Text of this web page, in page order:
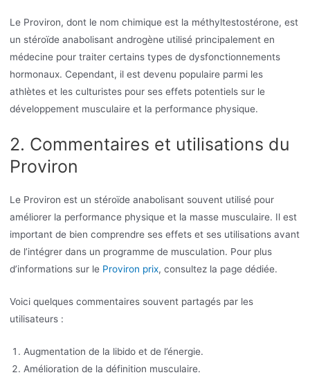
Le Proviron, dont le nom chimique est la méthyltestostérone, est
un stéroïde anabolisant androgène utilisé principalement en
médecine pour traiter certains types de dysfonctionnements
hormonaux. Cependant, il est devenu populaire parmi les
athlètes et les culturistes pour ses effets potentiels sur le
développement musculaire et la performance physique.
2. Commentaires et utilisations du
Proviron
Le Proviron est un stéroïde anabolisant souvent utilisé pour
améliorer la performance physique et la masse musculaire. Il est
important de bien comprendre ses effets et ses utilisations avant
de l’intégrer dans un programme de musculation. Pour plus
d’informations sur le Proviron prix, consultez la page dédiée.
Voici quelques commentaires souvent partagés par les
utilisateurs :
Augmentation de la libido et de l’énergie.
Amélioration de la définition musculaire.